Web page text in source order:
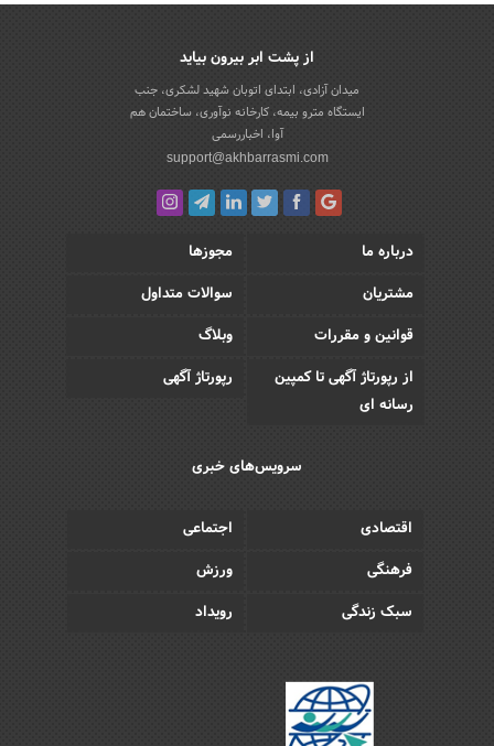
از پشت ابر بیرون بیاید
میدان آزادی، ابتدای اتوبان شهید لشکری، جنب
ایستگاه مترو بیمه، کارخانه نوآوری، ساختمان هم
آوا، اخباررسمی
support@akhbarrasmi.com
درباره ما
مجوزها
مشتریان
سوالات متداول
قوانین و مقررات
وبلاگ
از رپورتاژ آگهی تا کمپین
رسانه ای
رپورتاژ آگهی
سرویس‌های خبری
اقتصادی
اجتماعی
فرهنگی
ورزش
سبک زندگی
رویداد